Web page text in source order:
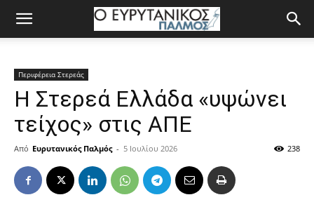
Περιφέρεια Στερεάς
Η Στερεά Ελλάδα «υψώνει
τείχος» στις ΑΠΕ
Από Ευρυτανικός Παλμός - 5 Ιουλίου 2026 238